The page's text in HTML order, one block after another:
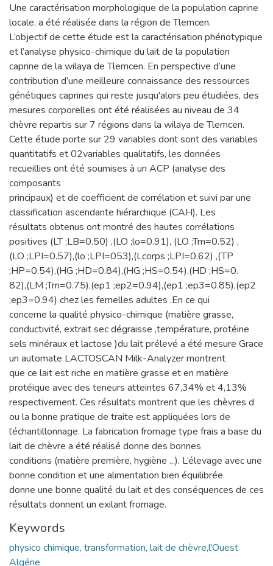
Une caractérisation morphologique de la population caprine
locale, a été réalisée dans la région de Tlemcen.
L’objectif de cette étude est la caractérisation phénotypique
et l’analyse physico-chimique du lait de la population
caprine de la wilaya de Tlemcen. En perspective d’une
contribution d’une meilleure connaissance des ressources
génétiques caprines qui reste jusqu'alors peu étudiées, des
mesures corporelles ont été réalisées au niveau de 34
chèvre repartis sur 7 régions dans la wilaya de Tlemcen.
Cette étude porte sur 29 variables dont sont des variables
quantitatifs et 02variables qualitatifs, les données
recueillies ont été soumises à un ACP (analyse des
composants
principaux) et de coefficient de corrélation et suivi par une
classification ascendante hiérarchique (CAH). Les
résultats obtenus ont montré des hautes corrélations
positives (LT ;LB=0.50) ,(LO ;lo=0.91), (LO ;Tm=0.52) ,
(LO ;LPI=0.57),(lo ;LPI=053),(Lcorps ;LPI=0.62) ,(TP
;HP=0.54),(HG ;HD=0.84),(HG ;HS=0.54),(HD ;HS=0.
82),(LM ;Tm=0.75),(ep1 ;ep2=0.94),(ep1 ;ep3=0.85),(ep2
;ep3=0.94) chez les femelles adultes .En ce qui
concerne la qualité physico-chimique (matière grasse,
conductivité, extrait sec dégraisse ,température, protéine
sels minéraux et lactose )du lait prélevé a été mesure Grace
un automate LACTOSCAN Milk-Analyzer montrent
que ce lait est riche en matière grasse et en matière
protéique avec des teneurs atteintes 67,34% et 4,13%
respectivement. Ces résultats montrent que les chèvres d
ou la bonne pratique de traite est appliquées lors de
l’échantillonnage. La fabrication fromage type frais a base du
lait de chèvre a été réalisé donne des bonnes
conditions (matière première, hygiène ...). L’élevage avec une
bonne condition et une alimentation bien équilibrée
donne une bonne qualité du lait et des conséquences de ces
résultats donnent un exilant fromage.
Keywords
physico chimique, transformation, lait de chèvre,l'Ouest
Algérie